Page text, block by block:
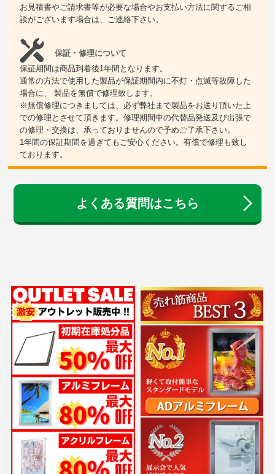
お見積書やご請求書等が必要な場合やお支払い方法に関するご相
談がございます場合は、ご連絡下さい。
保証・修理について
保証期間は商品到着後1年間となります。
通常の方法で使用した製品が保証期間内に不灯・点滅等故障した
場合に、 製品を無償で修理致します。
※無償修理につきましては、必ず弊社まで製品をお送り頂いた上
での修理とさせて頂きます。修理期間中の代替品発送及び出張で
の修理・交換は、承っておりませんので予めご了承下さい。
1年間の保証期間を過ぎてもご安心ください。有償で修理も致し
ております。
よくある質問はこちら